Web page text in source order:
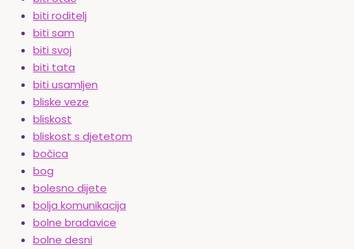
biti roditelj
biti sam
biti svoj
biti tata
biti usamljen
bliske veze
bliskost
bliskost s djetetom
bočica
bog
bolesno dijete
bolja komunikacija
bolne bradavice
bolne desni